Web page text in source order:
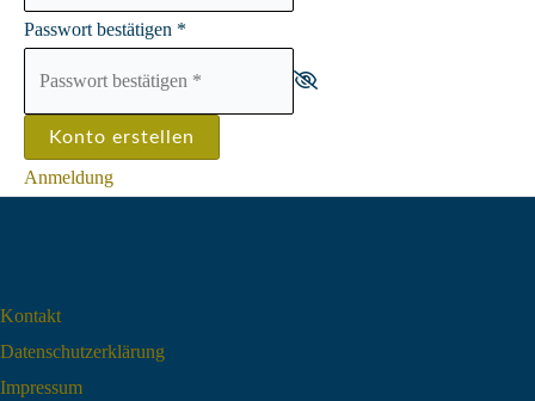
Passwort bestätigen *
Konto erstellen
Anmeldung
Kontakt
Datenschutz­erklärung
Impressum